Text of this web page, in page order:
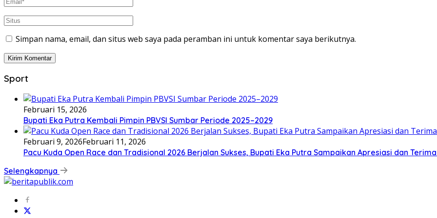
Simpan nama, email, dan situs web saya pada peramban ini untuk komentar saya berikutnya.
Sport
Februari 15, 2026
Bupati Eka Putra Kembali Pimpin PBVSI Sumbar Periode 2025–2029
Februari 9, 2026Februari 11, 2026
Pacu Kuda Open Race dan Tradisional 2026 Berjalan Sukses, Bupati Eka Putra Sampaikan Apresiasi dan
Selengkapnya